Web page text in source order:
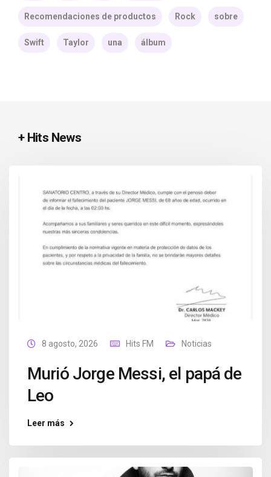
Recomendaciones de productos Rock sobre
Swift Taylor una álbum
+ Hits News
8 agosto, 2026 Hits FM Noticias
Murió Jorge Messi, el papá de
Leo
Leer más